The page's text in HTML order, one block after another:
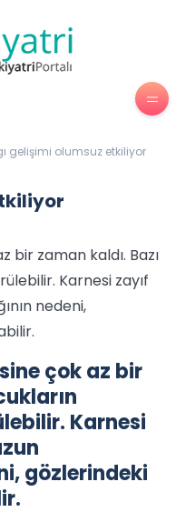
gelişimi olumsuz etkiliyor
bir zaman kaldı. Bazı
Karnesi zayıf
nedeni,
çok az bir
Karnesi
gözlerindeki